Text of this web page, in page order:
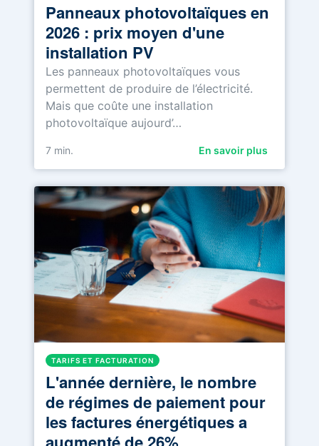
Panneaux photovoltaïques en
2026 : prix moyen d'une
installation PV
Les panneaux photovoltaïques vous
permettent de produire de l’électricité.
Mais que coûte une installation
photovoltaïque aujourd’…
7 min. En savoir plus
TARIFS ET FACTURATION
L'année dernière, le nombre
de régimes de paiement pour
les factures énergétiques a